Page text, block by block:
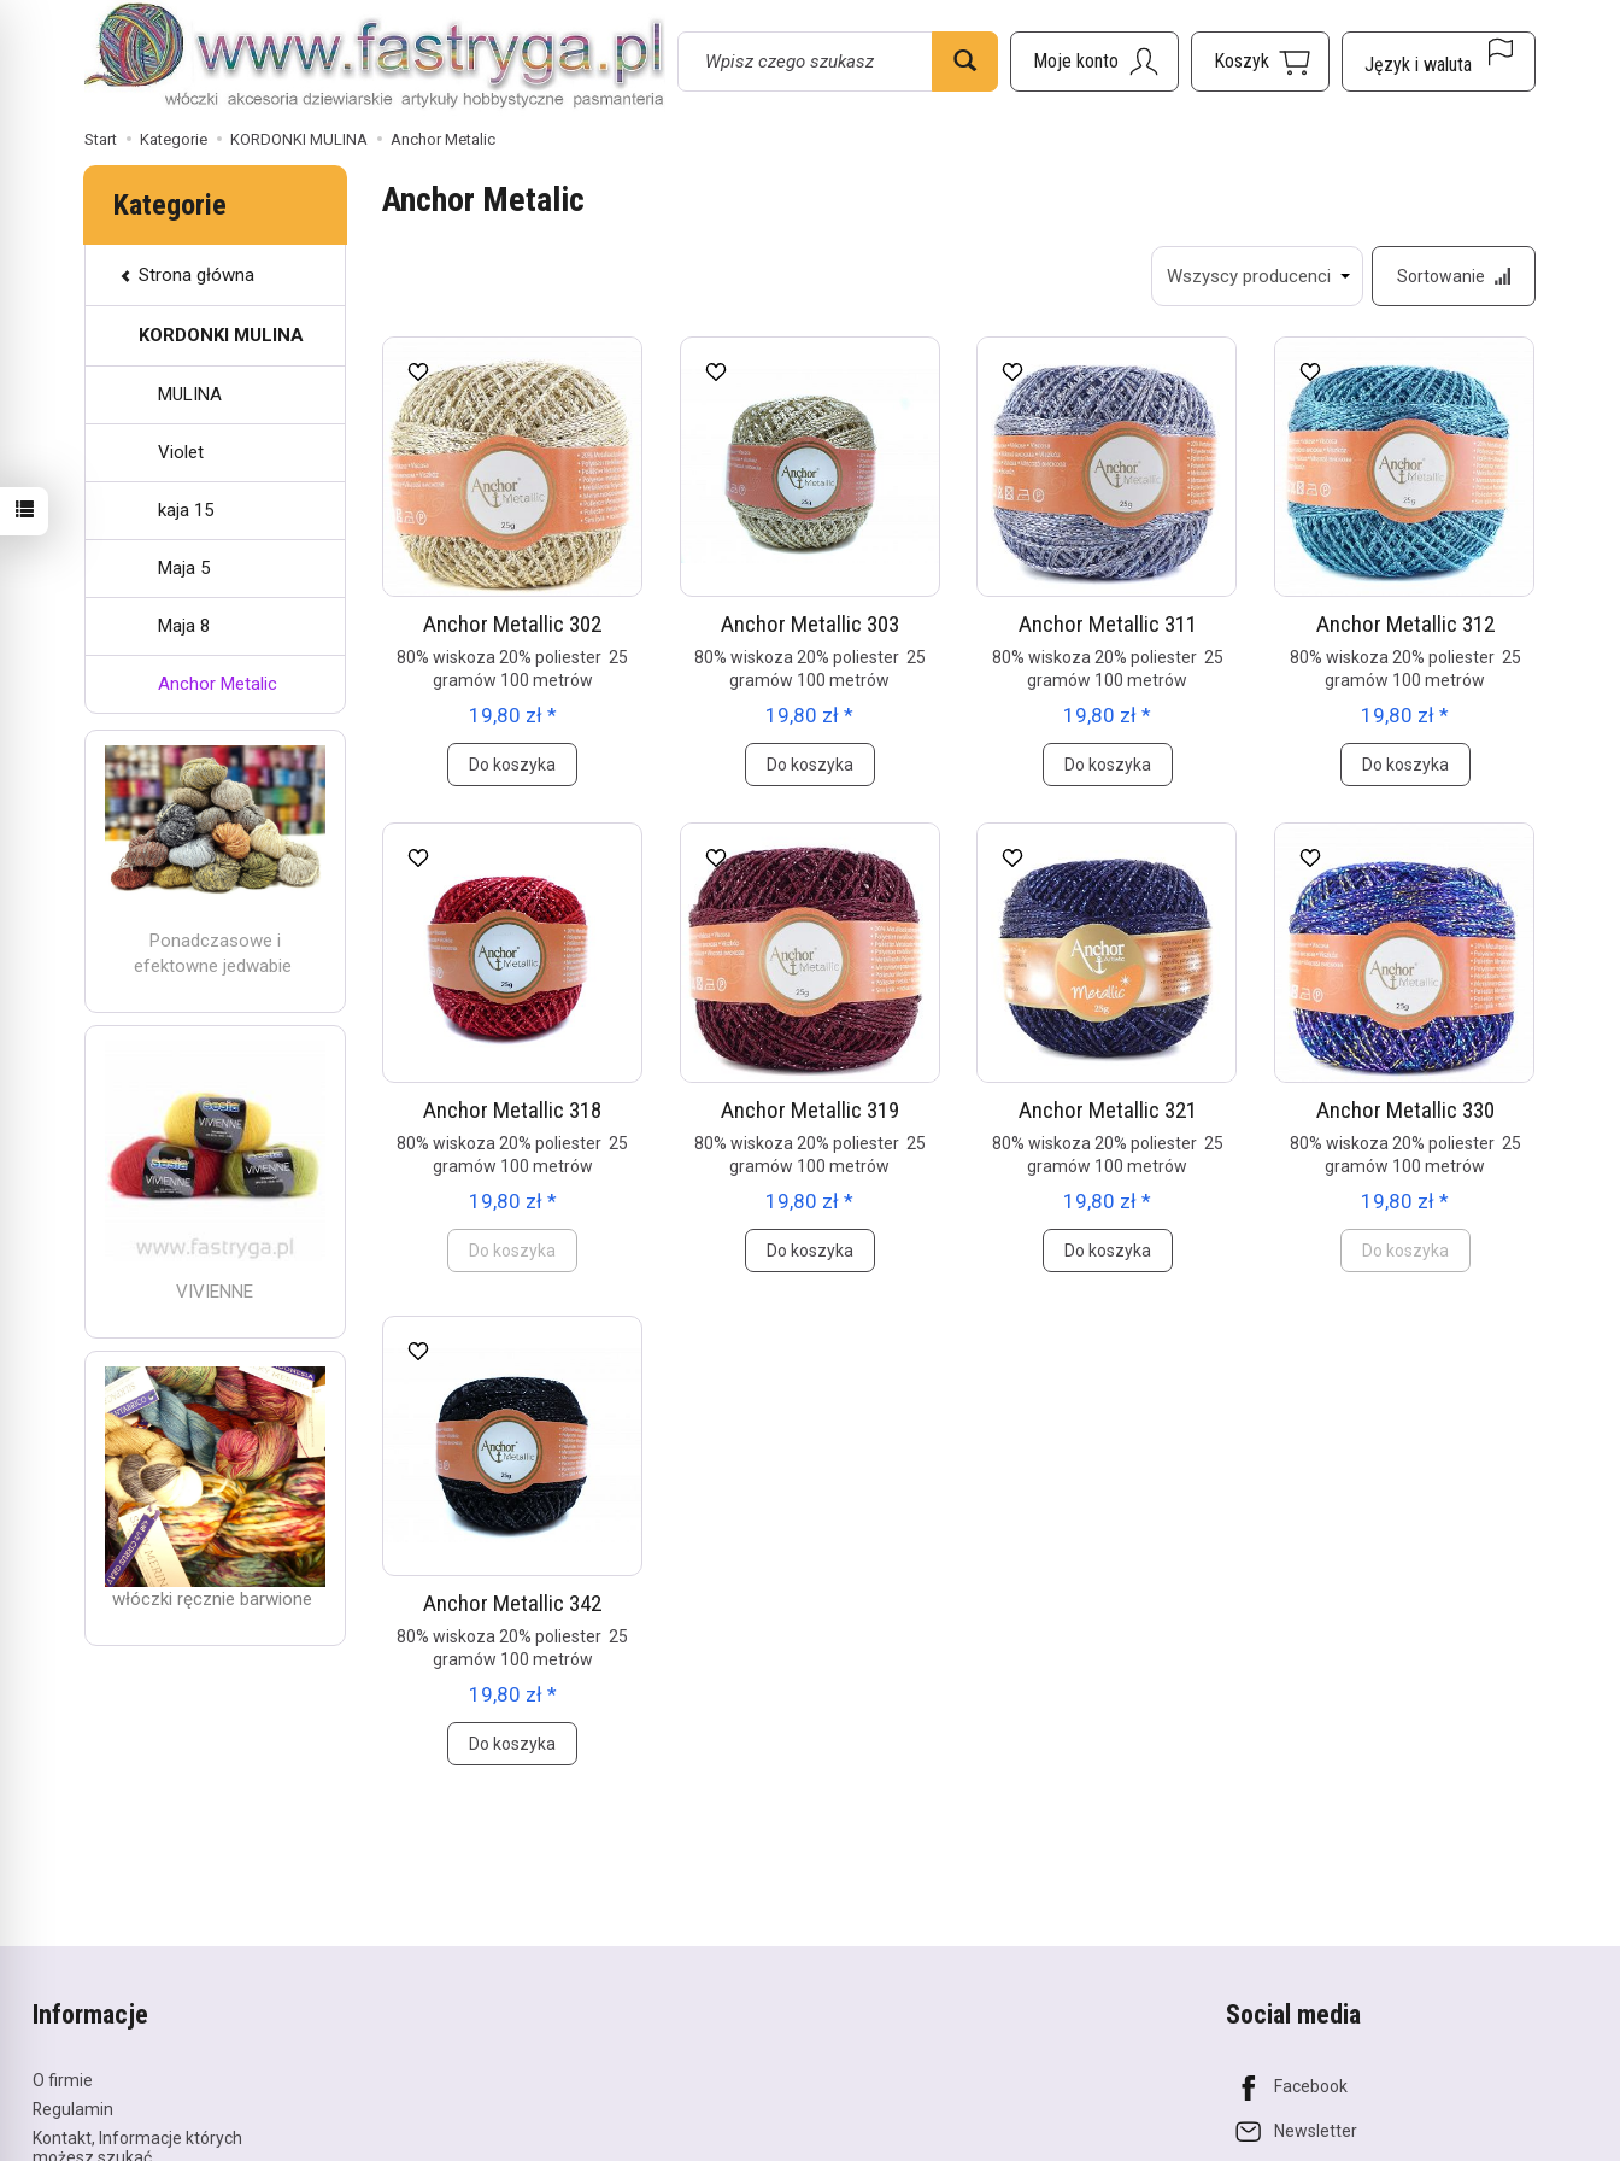
Wyszukaj
Start Kategorie KORDONKI MULINA Anchor Metalic
Anchor Metalic
Sortowanie
Anchor Metallic 302
80% wiskoza 20% poliester 25
gramów 100 metrów
19,80 zł *
Do koszyka
Anchor Metallic 303
80% wiskoza 20% poliester 25
gramów 100 metrów
19,80 zł *
Do koszyka
Anchor Metallic 311
80% wiskoza 20% poliester 25
gramów 100 metrów
19,80 zł *
Do koszyka
Anchor Metallic 312
80% wiskoza 20% poliester 25
gramów 100 metrów
19,80 zł *
Do koszyka
Anchor Metallic 318
80% wiskoza 20% poliester 25
gramów 100 metrów
19,80 zł *
Do koszyka
Anchor Metallic 319
80% wiskoza 20% poliester 25
gramów 100 metrów
19,80 zł *
Do koszyka
Anchor Metallic 321
80% wiskoza 20% poliester 25
gramów 100 metrów
19,80 zł *
Do koszyka
Anchor Metallic 330
80% wiskoza 20% poliester 25
gramów 100 metrów
19,80 zł *
Do koszyka
Anchor Metallic 342
80% wiskoza 20% poliester 25
gramów 100 metrów
19,80 zł *
Do koszyka
Kategorie
Strona główna
KORDONKI MULINA
MULINA
Violet
kaja 15
Maja 5
Maja 8
Anchor Metalic
Ponadczasowe i
efektowne jedwabie
VIVIENNE
włóczki ręcznie barwione
Informacje
O firmie
Regulamin
Kontakt, Informacje których
Social media
Facebook
Newsletter